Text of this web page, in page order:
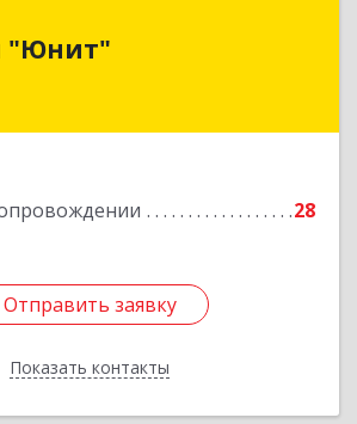
"Юнит"
28
Отправить заявку
Показать контакты
Ялта г, Васильева ул, дом №
Отправить заявку
Назад